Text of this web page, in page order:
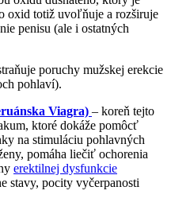
oxid totiž uvoľňuje a rozširuje
penisu (ale i ostatných
poruchy mužskej erekcie
pohlaví).
Viagra) – koreň tejto
ktoré dokáže pomôcť
na stimuláciu pohlavných
pomáha liečiť ochorenia
erektilnej dysfunkcie
stavy, pocity vyčerpanosti